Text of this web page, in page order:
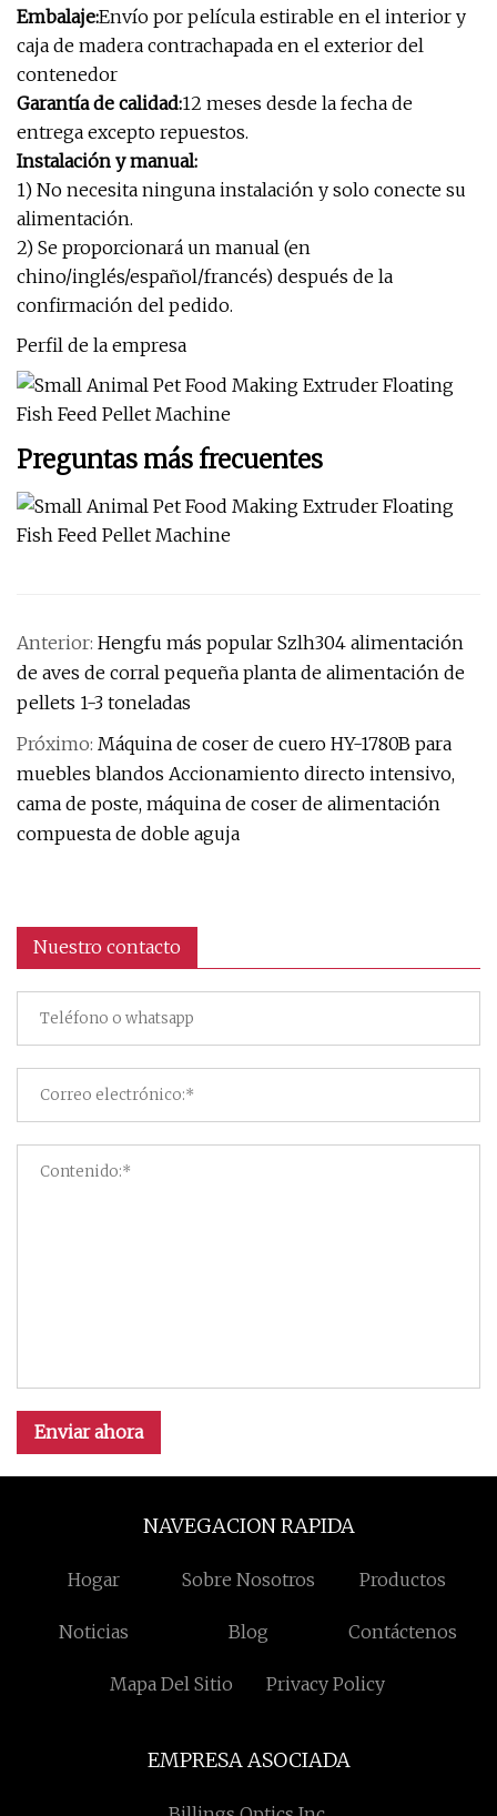
Embalaje:Envío por película estirable en el interior y
caja de madera contrachapada en el exterior del
contenedor
Garantía de calidad:12 meses desde la fecha de
entrega excepto repuestos.
Instalación y manual:
1) No necesita ninguna instalación y solo conecte su
alimentación.
2) Se proporcionará un manual (en
chino/inglés/español/francés) después de la
confirmación del pedido.
Perfil de la empresa
Preguntas más frecuentes
Anterior: Hengfu más popular Szlh304 alimentación
de aves de corral pequeña planta de alimentación de
pellets 1-3 toneladas
Próximo: Máquina de coser de cuero HY-1780B para
muebles blandos Accionamiento directo intensivo,
cama de poste, máquina de coser de alimentación
compuesta de doble aguja
Nuestro contacto
Enviar ahora
NAVEGACION RAPIDA
Hogar Sobre Nosotros Productos
Noticias Blog Contáctenos
Mapa Del Sitio Privacy Policy
EMPRESA ASOCIADA